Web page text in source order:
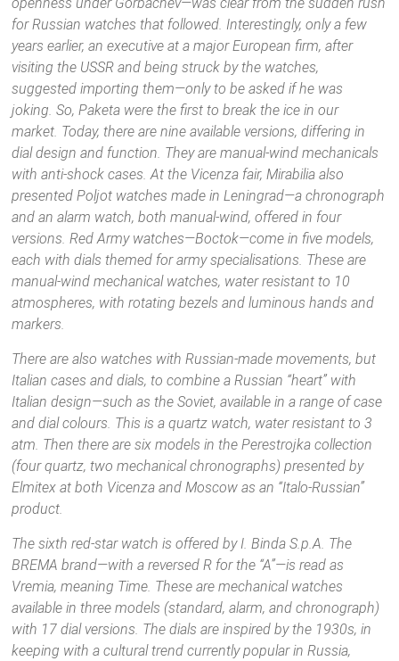
for Russian watches that followed. Interestingly, only a few
years earlier, an executive at a major European firm, after
visiting the USSR and being struck by the watches,
suggested importing them—only to be asked if he was
joking. So, Paketa were the first to break the ice in our
market. Today, there are nine available versions, differing in
dial design and function. They are manual-wind mechanicals
with anti-shock cases. At the Vicenza fair, Mirabilia also
presented Poljot watches made in Leningrad—a chronograph
and an alarm watch, both manual-wind, offered in four
versions. Red Army watches—Boctok—come in five models,
each with dials themed for army specialisations. These are
manual-wind mechanical watches, water resistant to 10
atmospheres, with rotating bezels and luminous hands and
markers.
There are also watches with Russian-made movements, but
Italian cases and dials, to combine a Russian “heart” with
Italian design—such as the Soviet, available in a range of case
and dial colours. This is a quartz watch, water resistant to 3
atm. Then there are six models in the Perestrojka collection
(four quartz, two mechanical chronographs) presented by
Elmitex at both Vicenza and Moscow as an “Italo-Russian”
product.
The sixth red-star watch is offered by I. Binda S.p.A. The
BREMA brand—with a reversed R for the “A”—is read as
Vremia, meaning Time. These are mechanical watches
available in three models (standard, alarm, and chronograph)
with 17 dial versions. The dials are inspired by the 1930s, in
keeping with a cultural trend currently popular in Russia,